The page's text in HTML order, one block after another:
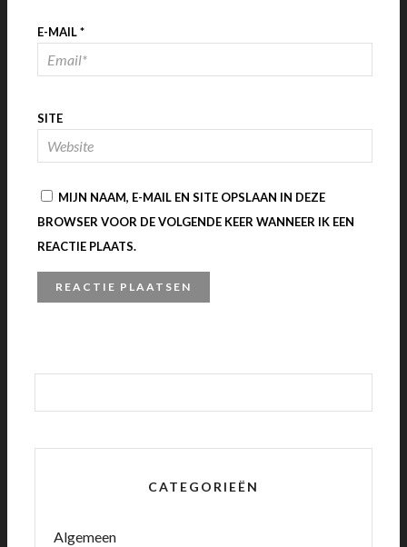
E-MAIL*
SITE
MIJN NAAM, E-MAIL EN SITE OPSLAAN IN DEZE
BROWSER VOOR DE VOLGENDE KEER WANNEER IK EEN
REACTIE PLAATS.
CATEGORIEËN
Algemeen